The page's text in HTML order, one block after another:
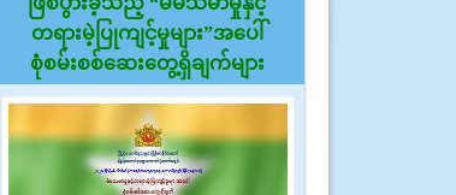
တရားမဲ့ပြုကျင့်မှုများ”အပေါ်
စုံစမ်းစစ်ဆေးတွေ့ရှိချက်များ